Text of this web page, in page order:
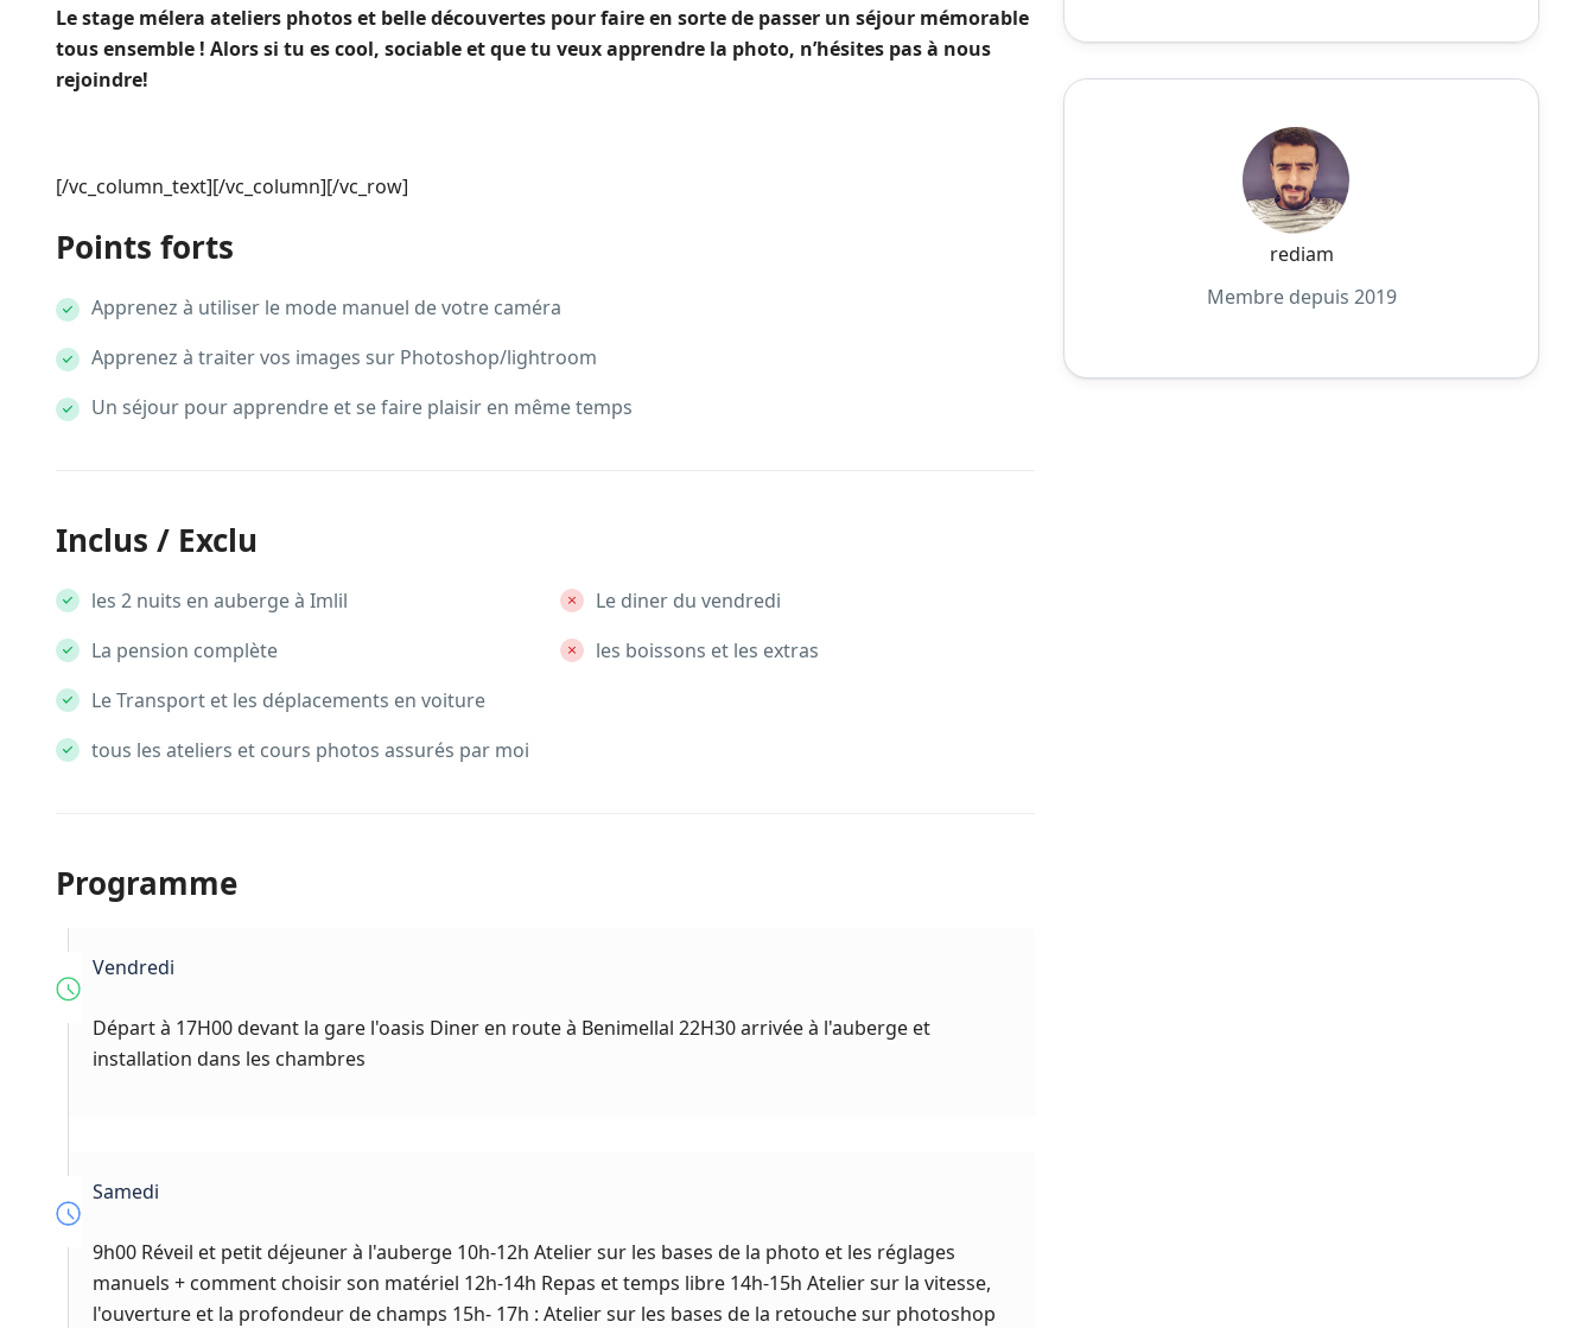
Le stage mélera ateliers photos et belle découvertes pour faire en sorte de passer un séjour mémorable
tous ensemble ! Alors si tu es cool, sociable et que tu veux apprendre la photo, n’hésites pas à nous
rejoindre!
[/vc_column_text][/vc_column][/vc_row]
Points forts
Apprenez à utiliser le mode manuel de votre caméra
Apprenez à traiter vos images sur Photoshop/lightroom
Un séjour pour apprendre et se faire plaisir en même temps
Inclus / Exclu
les 2 nuits en auberge à Imlil
La pension complète
Le Transport et les déplacements en voiture
tous les ateliers et cours photos assurés par moi
Le diner du vendredi
les boissons et les extras
Programme
Vendredi
Départ à 17H00 devant la gare l'oasis Diner en route à Benimellal 22H30 arrivée à l'auberge et
installation dans les chambres
Samedi
9h00 Réveil et petit déjeuner à l'auberge 10h-12h Atelier sur les bases de la photo et les réglages
manuels + comment choisir son matériel 12h-14h Repas et temps libre 14h-15h Atelier sur la vitesse,
l'ouverture et la profondeur de champs 15h- 17h : Atelier sur les bases de la retouche sur photoshop
rediam
Membre depuis 2019